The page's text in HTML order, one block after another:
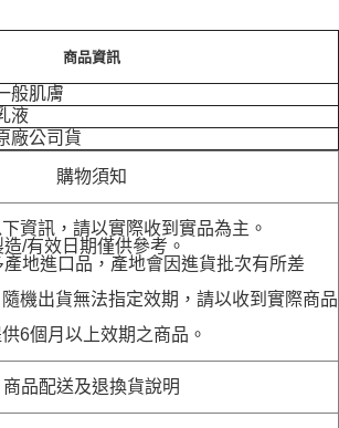
商品資訊
般肌膚
液
廠公司貨
購物須知
資訊，請以實際收到實品為主。
/有效日期僅供參考。
地進口品，產地會因進貨批次有所差
機出貨無法指定效期，請以收到實際商品
6個月以上效期之商品。
商品配送及退換貨說明